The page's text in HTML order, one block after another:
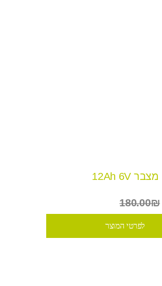
מצבר 12Ah 6V
₪129180.00₪
לפרטי המוצר